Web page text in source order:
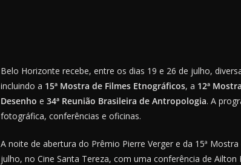
Belo Horizonte recebe, entre os dias 19 e 26 de julho,
incluindo a 15ª Mostra de Filmes Etnográficos, a 12ª
Desenho e 34ª Reunião Brasileira de Antropologia. A
fotográfica, conferências e oficinas.
A noite de abertura do Prêmio Pierre Verger e da 15ª
julho, no Cine Santa Tereza, com uma conferência de